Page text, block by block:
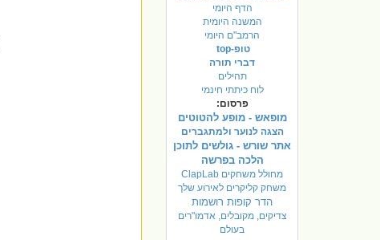
הדף היומי
המשנה היומית
הרמב"ם היומי
טופ-top
דברי תורה
תהילים
לוח כיתתי חינמי
פרסום:
מופאש - מופע להטוטים
הצגה לנוער ולמתגברים
אתר שורש - גולשים לתוכן
הלכה בפרשה
מחולל משחקים ClapLab
משחק קליקרים לאירוע שלך
הדר קופות רושמות
צדיקים, מקובלים, אדמו"רים
בעולם